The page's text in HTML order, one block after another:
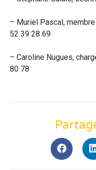
– Muriel Pascal,
52 39 28 69
– Caroline Nugues,
80 78